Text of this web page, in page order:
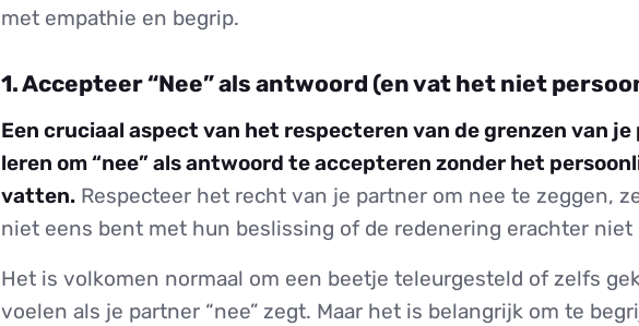
met empathie en begrip.
1. Accepteer “Nee” als antwoord (en vat het niet
Een cruciaal aspect van het respecteren van de grenzen van
leren om “nee” als antwoord te accepteren zonder het
vatten. Respecteer het recht van je partner om nee te zeggen,
niet eens bent met hun beslissing of de redenering erachter niet
Het is volkomen normaal om een beetje teleurgesteld of zelfs
voelen als je partner “nee” zegt. Maar het is belangrijk om te